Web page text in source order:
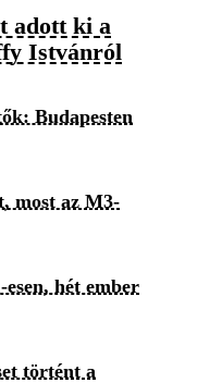
adott ki a
Istvánról
Budapesten
most az M3-
hét ember
történt a